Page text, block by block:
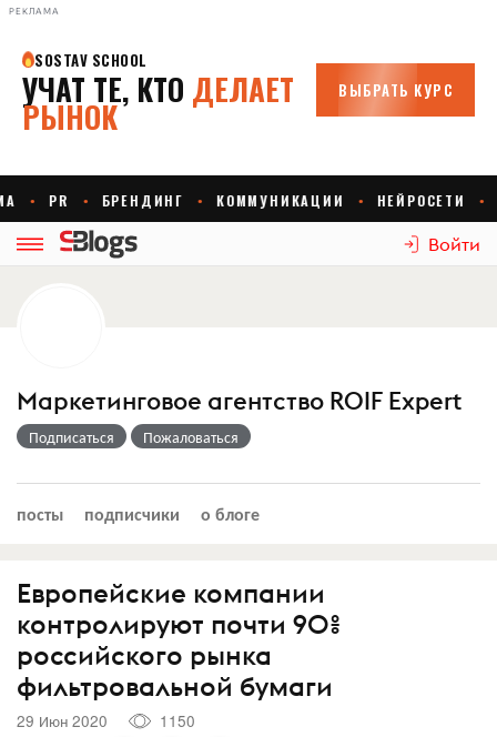
РЕКЛАМА
Войти
Маркетинговое агентство ROIF Expert
Подписаться Пожаловаться
посты подписчики о блоге
Европейские компании
контролируют почти 90%
российского рынка
фильтровальной бумаги
29 Июн 2020
1150